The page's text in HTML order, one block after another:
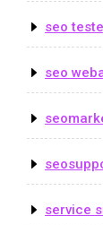
seo
seo
service